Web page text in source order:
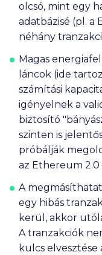
olcsó, mint egy
adatbázisé (pl. a
néhány
Magas
láncok (ide
számítási
igényelnek a
biztosító
szinten is
próbálják
az Ethereum 2.0
A
egy hibás
kerül, akkor
A tranzakciók
kulcs elvesztése